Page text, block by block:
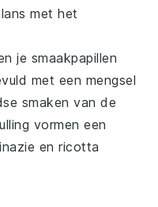
met het
je smaakpapillen
met een mengsel
smaken van de
vormen een
enricotta